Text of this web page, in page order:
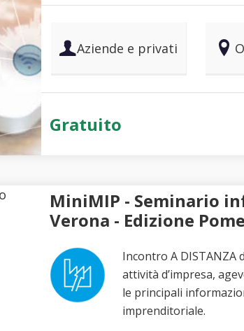
Aziende e privati
Gratuito
MiniMIP - Seminario
Verona - Edizione
Incontro A
attività d’impresa,
le principali
imprenditoriale.